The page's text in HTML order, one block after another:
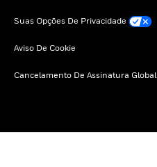
Suas Opções De Privacidade
Aviso De Cookie
Cancelamento De Assinatura Global